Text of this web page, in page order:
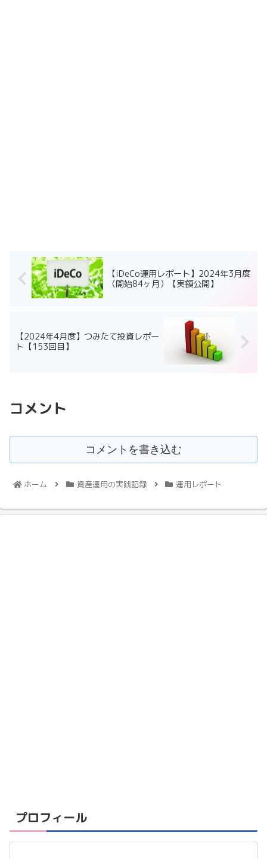
【iDeCo運用レポート】2024年3月度
（開始84ヶ月）【実額公開】
【2024年4月度】つみたて投資レポー
ト【153回目】
コメント
コメントを書き込む
ホーム 資産運用の実践記録 運用レポート
プロフィール